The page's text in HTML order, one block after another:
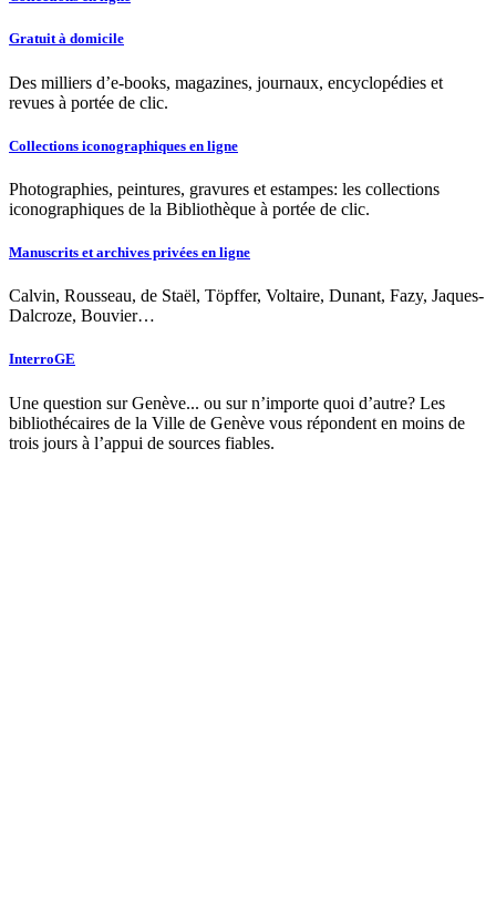
Gratuit à domicile
Des milliers d’e-books, magazines, journaux, encyclopédies et
revues à portée de clic.
Collections iconographiques en ligne
Photographies, peintures, gravures et estampes: les collections
iconographiques de la Bibliothèque à portée de clic.
Manuscrits et archives privées en ligne
Calvin, Rousseau, de Staël, Töpffer, Voltaire, Dunant, Fazy, Jaques-
Dalcroze, Bouvier…
InterroGE
Une question sur Genève... ou sur n’importe quoi d’autre? Les
bibliothécaires de la Ville de Genève vous répondent en moins de
trois jours à l’appui de sources fiables.